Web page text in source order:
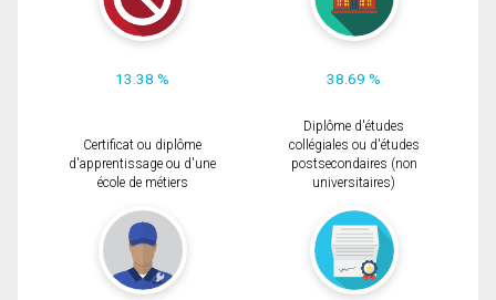
13.38 % 38.69 %
Certificat ou diplôme
d'apprentissage ou d'une
école de métiers
Diplôme d'études
collégiales ou d'études
postsecondaires (non
universitaires)